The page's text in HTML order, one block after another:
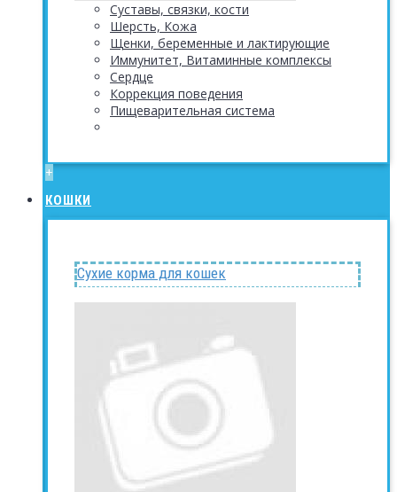
Суставы, связки, кости
Шерсть, Кожа
Щенки, беременные и лактирующие
Иммунитет, Витаминные комплексы
Сердце
Коррекция поведения
Пищеварительная система
+
КОШКИ
Сухие корма для кошек